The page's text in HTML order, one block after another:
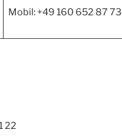
Mobil: +49 160 652 87 73
22